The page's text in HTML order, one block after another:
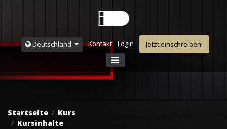
Deutschland Kontakt Login Jetzt einschreiben!
Startseite
Kurs
Kursinhalte